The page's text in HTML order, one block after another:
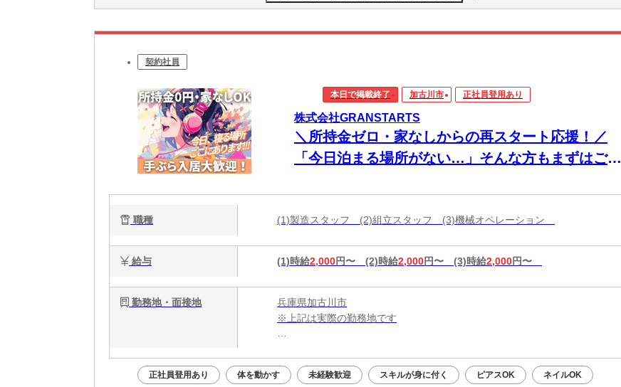
契約社員
本日で掲載終了 加古川市 正社員登用あり
株式会社GRANSTARTS
＼所持金ゼロ・家なしからの再スタート応援！／
「今日泊まる場所がない…」そんな方もまずはご相
能◎働く場所も
職種 (1)製造スタッフ (2)組立スタッフ (3)機械オペレーション
給与 (1)時給2,000円〜 (2)時給2,000円〜 (3)時給2,000円〜
勤務地・面接地
兵庫県加古川市
※上記は実際の勤務地です
正社員登用あり 体を動かす 未経験歓迎 スキルが身に付く ピアスOK ネイルOK